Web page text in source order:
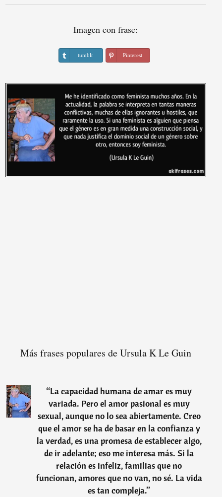
Imagen con frase:
tumblr Pinterest
Más frases populares de Ursula K Le Guin
“La capacidad humana de amar es muy
variada. Pero el amor pasional es muy
sexual, aunque no lo sea abiertamente. Creo
que el amor se ha de basar en la confianza y
la verdad, es una promesa de establecer algo,
de ir adelante; eso me interesa más. Si la
relación es in­feliz, familias que no
funcionan, amores que no van, no sé. La vida
es tan compleja.”